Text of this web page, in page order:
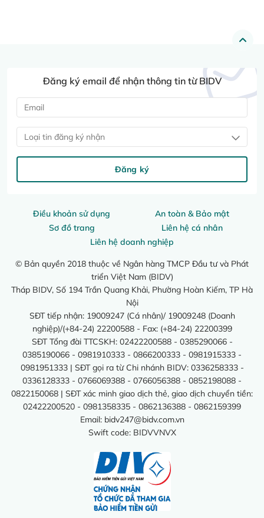
Điều khoản sử dụng
An toàn & Bảo mật
Sơ đồ trang
Liên hệ cá nhân
Liên hệ doanh nghiệp
© Bản quyền 2018 thuộc về Ngân hàng TMCP Đầu tư và Phát
triển Việt Nam (BIDV)
Tháp BIDV, Số 194 Trần Quang Khải, Phường Hoàn Kiếm, TP Hà
Nội
SĐT tiếp nhận: 19009247 (Cá nhân)/ 19009248 (Doanh
nghiệp)/(+84-24) 22200588 - Fax: (+84-24) 22200399
SĐT Tổng đài TTCSKH: 02422200588 - 0385290066 -
0385190066 - 0981910333 - 0866200333 - 0981915333 -
0981951333 | SĐT gọi ra từ Chi nhánh BIDV: 0336258333 -
0336128333 - 0766069388 - 0766056388 - 0852198088 -
0822150068 | SĐT xác minh giao dịch thẻ, giao dịch chuyển tiền:
02422200520 - 0981358335 - 0862136388 - 0862159399
Email: bidv247@bidv.com.vn
Swift code: BIDVVNVX
Đăng ký email để nhận thông tin từ BIDV
Loại tin đăng ký nhận
Đăng ký